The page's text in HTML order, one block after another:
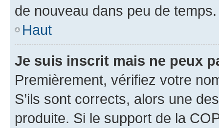
de nouveau dans peu de temps.
Haut
Je suis inscrit mais ne peux
Premièrement, vérifiez votre
S’ils sont corrects, alors une
produite. Si le support de la